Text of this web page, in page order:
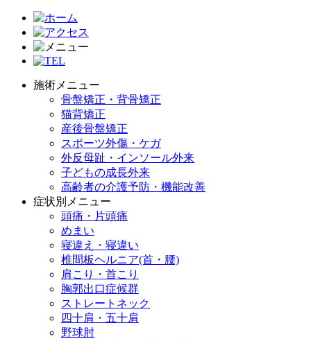
施術メニュー
骨盤矯正・背骨矯正
猫背矯正
産後骨盤矯正
スポーツ外傷・ケガ
外反母趾・インソール外来
子どもの成長外来
高齢者の介護予防・機能改善
症状別メニュー
頭痛・片頭痛
めまい
寝違え・寝違い
椎間板ヘルニア(首・腰)
肩こり・首こり
胸郭出口症候群
ストレートネック
四十肩・五十肩
野球肘